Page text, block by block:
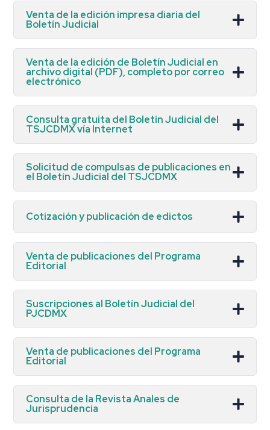
Venta de la edición impresa diaria del
Boletín Judicial
Venta de la edición de Boletín Judicial en
archivo digital (PDF), completo por correo
electrónico
Consulta gratuita del Boletín Judicial del
TSJCDMX vía Internet
Solicitud de compulsas de publicaciones en
el Boletín Judicial del TSJCDMX
Cotización y publicación de edictos
Venta de publicaciones del Programa
Editorial
Suscripciones al Boletín Judicial del
PJCDMX
Venta de publicaciones del Programa
Editorial
Consulta de la Revista Anales de
Jurisprudencia